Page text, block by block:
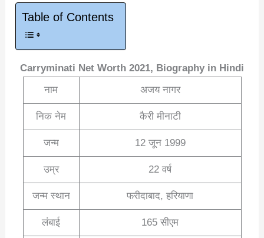
Table of Contents
Carryminati Net Worth 2021, Biography in Hindi
नाम
अजय नागर
निक नेम कैरी मीनाटी
जन्म 12 जून 1999
उम्र 22 वर्ष
जन्म स्थान फरीदाबाद, हरियाणा
लंबाई 165 सीएम